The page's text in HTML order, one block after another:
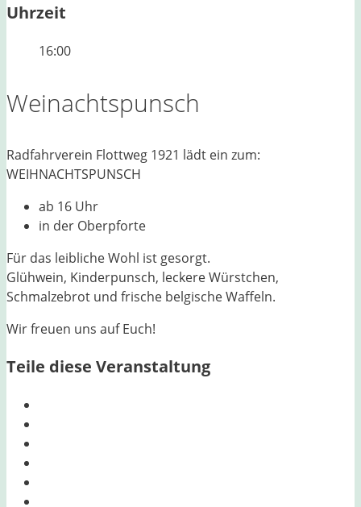
Uhrzeit
16:00
Weinachtspunsch
Radfahrverein Flottweg 1921 lädt ein zum:
WEIHNACHTSPUNSCH
ab 16 Uhr
in der Oberpforte
Für das leibliche Wohl ist gesorgt.
Glühwein, Kinderpunsch, leckere Würstchen,
Schmalzebrot und frische belgische Waffeln.
Wir freuen uns auf Euch!
Teile diese Veranstaltung